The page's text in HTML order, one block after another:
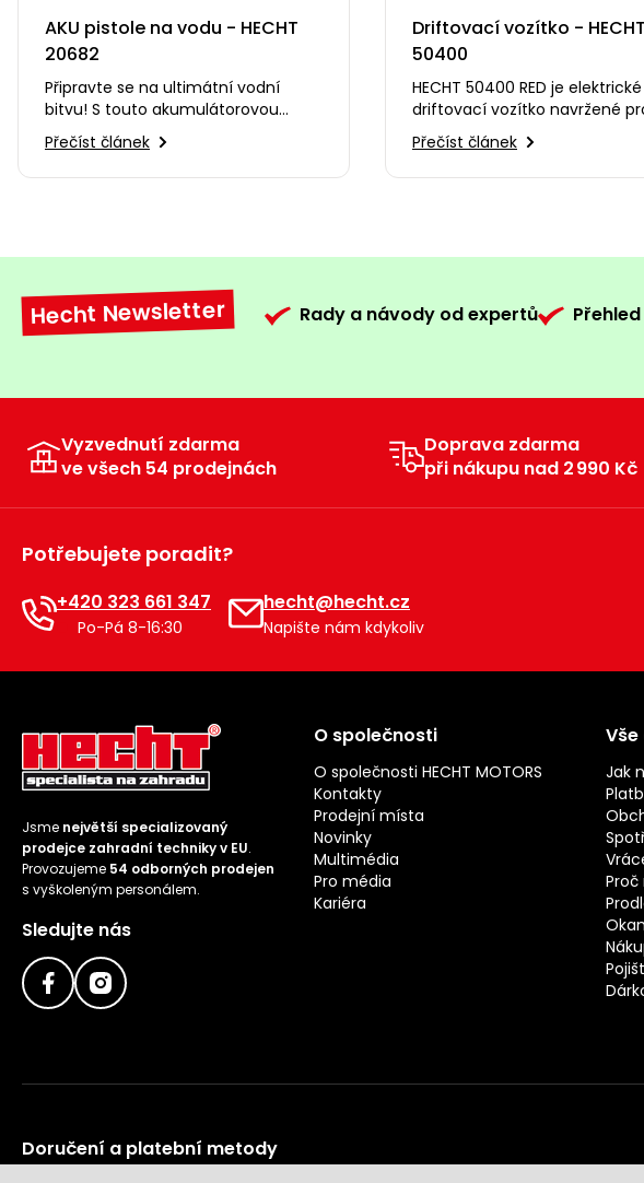
AKU pistole na vodu - HECHT
20682
Připravte se na ultimátní vodní
bitvu! S touto akumulátorovou
vodní pistolí posunete letní
osvěžení na zcela novou…
Přečíst článek
Driftovací vozítko - HECHT
50400
HECHT 50400 RED je elektrické
driftovací vozítko navržené
zábavnou a dynamickou jízdu s
možností snadného ovládání…
Přečíst článek
Hecht Newsletter Rady a návody od expertů
Vyzvednutí zdarma
ve všech 54 prodejnách
Doprava zdarma
při nákupu nad 2 990 Kč
Potřebujete poradit?
+420 323 661 347
Po-Pá 8-16:30
hecht@hecht.cz
Napište nám kdykoliv
Jsme největší specializovaný
prodejce zahradní techniky v EU.
Provozujeme 54 odborných prodejen
s vyškoleným personálem.
Sledujte nás
O společnosti
O společnosti HECHT MOTORS
Kontakty
Prodejní místa
Novinky
Multimédia
Pro média
Kariéra
Jak
Doručení a platební metody